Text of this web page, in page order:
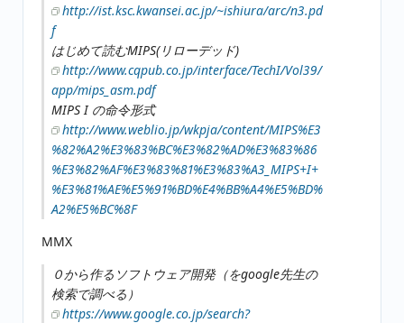
http://ist.ksc.kwansei.ac.jp/~ishiura/arc/n3.pd
f
はじめて読むMIPS(リローデッド)
http://www.cqpub.co.jp/interface/TechI/Vol39/
app/mips_asm.pdf
MIPS I の命令形式
http://www.weblio.jp/wkpja/content/MIPS%E3
%82%A2%E3%83%BC%E3%82%AD%E3%83%86
%E3%82%AF%E3%83%81%E3%83%A3_MIPS+I+
%E3%81%AE%E5%91%BD%E4%BB%A4%E5%BD%
A2%E5%BC%8F
MMX
０から作るソフトウェア開発（をgoogle先生の
検索で調べる）
https://www.google.co.jp/search?